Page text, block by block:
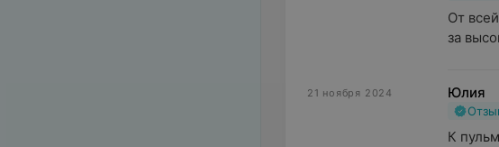
От
за
21 ноября 2024 Юлия
К